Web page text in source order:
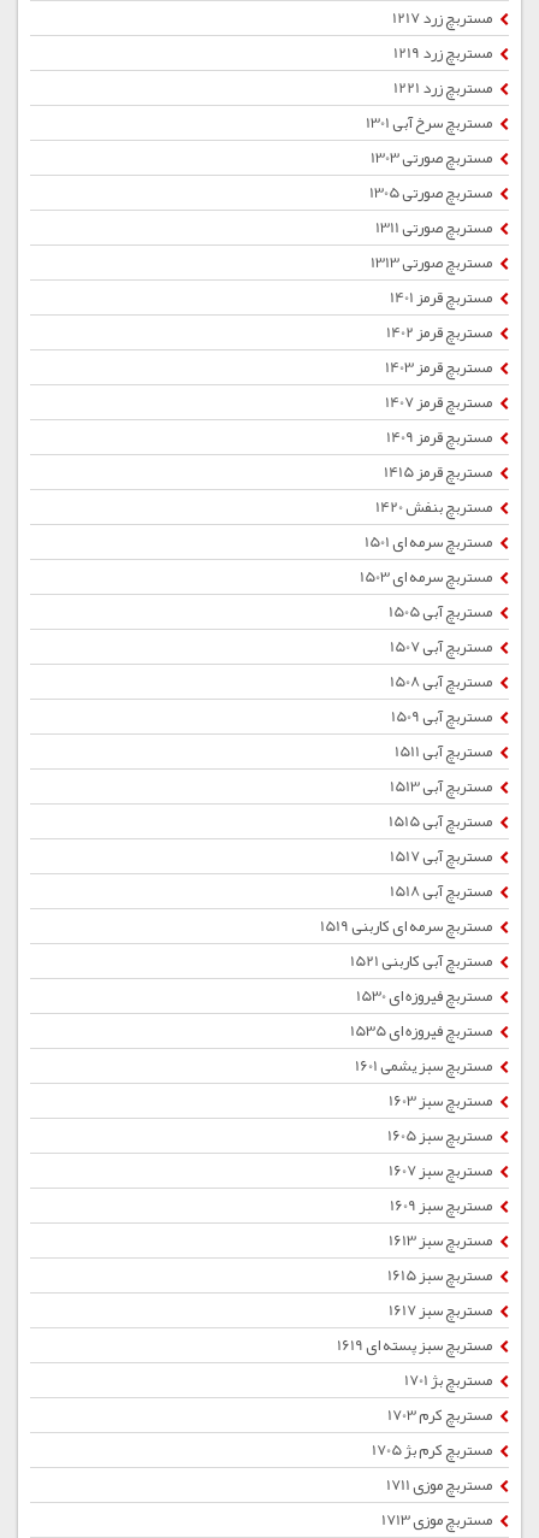
مستربچ زرد 1217
مستربچ زرد 1219
مستربچ زرد 1221
مستربچ سرخ آبی 1301
مستربچ صورتی 1303
مستربچ صورتی 1305
مستربچ صورتی 1311
مستربچ صورتی 1313
مستربچ قرمز 1401
مستربچ قرمز 1402
مستربچ قرمز 1403
مستربچ قرمز 1407
مستربچ قرمز 1409
مستربچ قرمز 1415
مستربچ بنفش 1420
مستربچ سرمه ای 1501
مستربچ سرمه ای 1503
مستربچ آبی 1505
مستربچ آبی 1507
مستربچ آبی 1508
مستربچ آبی 1509
مستربچ آبی 1511
مستربچ آبی 1513
مستربچ آبی 1515
مستربچ آبی 1517
مستربچ آبی 1518
مستربچ سرمه ای کاربنی 1519
مستربچ آبی کاربنی 1521
مستربچ فیروزه ای 1530
مستربچ فیروزه ای 1535
مستربچ سبز یشمی 1601
مستربچ سبز 1603
مستربچ سبز 1605
مستربچ سبز 1607
مستربچ سبز 1609
مستربچ سبز 1613
مستربچ سبز 1615
مستربچ سبز 1617
مستربچ سبز پسته ای 1619
مستربچ بژ 1701
مستربچ کرم 1703
مستربچ کرم بژ 1705
مستربچ موزی 1711
مستربچ موزی 1713